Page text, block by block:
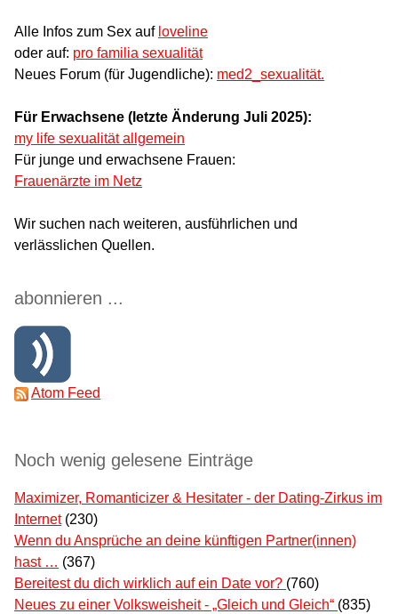
Alle Infos zum Sex auf loveline
oder auf: pro familia sexualität
Neues Forum (für Jugendliche): med2_sexualität.
Für Erwachsene (letzte Änderung Juli 2025):
my life sexualität allgemein
Für junge und erwachsene Frauen:
Frauenärzte im Netz
Wir suchen nach weiteren, ausführlichen und
verlässlichen Quellen.
abonnieren ...
Atom Feed
Noch wenig gelesene Einträge
Maximizer, Romanticizer & Hesitater - der Dating-Zirkus im
Internet (230)
Wenn du Ansprüche an deine künftigen Partner(innen)
hast … (367)
Bereitest du dich wirklich auf ein Date vor? (760)
Neues zu einer Volksweisheit - „Gleich und Gleich“ (835)